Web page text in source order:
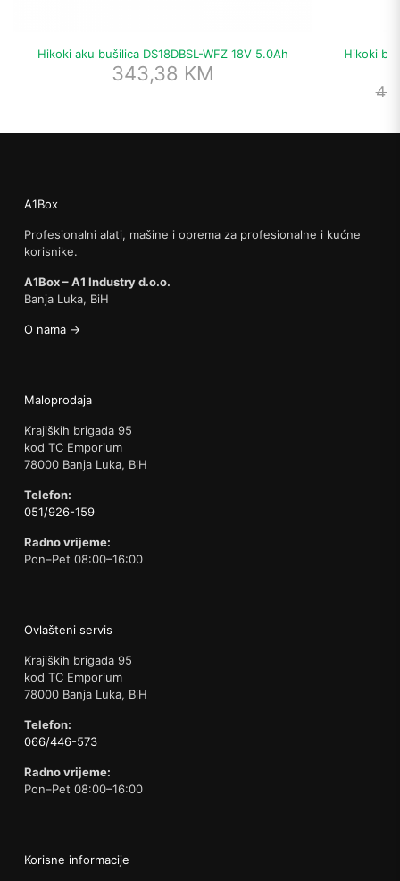
Hikoki aku bušilica DS18DBSL-WFZ 18V 5.0Ah
343,38 KM
Hikoki
A1Box
Profesionalni alati, mašine i oprema za profesionalne i kućne
korisnike.
A1Box – A1 Industry d.o.o.
Banja Luka, BiH
O nama →
Maloprodaja
Krajiških brigada 95
kod TC Emporium
78000 Banja Luka, BiH
Telefon:
051/926-159
Radno vrijeme:
Pon–Pet 08:00–16:00
Ovlašteni servis
Krajiških brigada 95
kod TC Emporium
78000 Banja Luka, BiH
Telefon:
066/446-573
Radno vrijeme:
Pon–Pet 08:00–16:00
Korisne informacije